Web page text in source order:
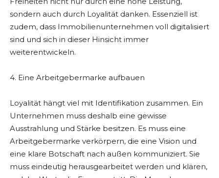
sondern auch durch Loyalität danken. Essenziell ist
zudem, dass Immobilienunternehmen voll digitalisiert
sind und sich in dieser Hinsicht immer
weiterentwickeln.
4. Eine Arbeitgebermarke aufbauen
Loyalität hängt viel mit Identifikation zusammen. Ein
Unternehmen muss deshalb eine gewisse
Ausstrahlung und Stärke besitzen. Es muss eine
Arbeitgebermarke verkörpern, die eine Vision und
eine klare Botschaft nach außen kommuniziert. Sie
muss eindeutig herausgearbeitet werden und klären,